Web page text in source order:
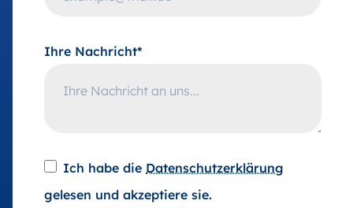
Ihre Nachricht*
Ich habe die Datenschutzerklärung
gelesen und akzeptiere sie.